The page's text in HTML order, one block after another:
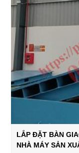
LẮP ĐẶT BÀN
NHÀ MÁY SẢN